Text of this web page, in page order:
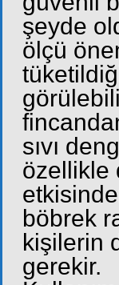
şeyde
ölçü
sıvı
özellikle
böbrek
kişilerin
gerekir.